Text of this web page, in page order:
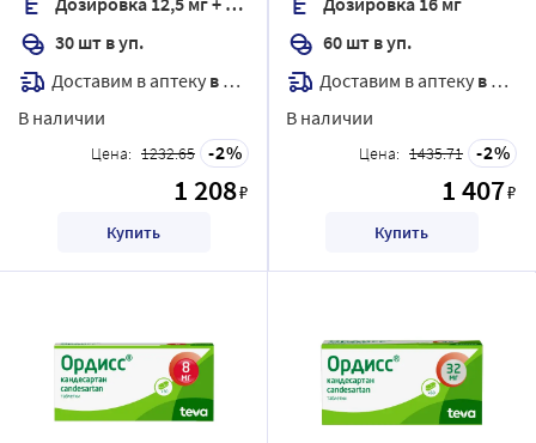
30 шт в уп.
Доставим в аптеку в течение 7 дней
В наличии
Цена: 1232.65 2
1 208₽
Купить
60 шт в уп.
Доставим в аптеку в течение 7 дней
В наличии
Цена: 1435.71 2
1 407₽
Купить